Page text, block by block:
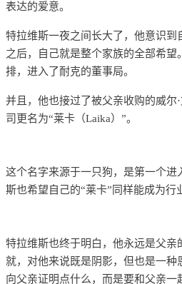
表达的爱意。
特拉维斯一夜之间长大了，他意识到
之后，自己就是整个家族的全部希望
排，进入了耐克的董事局。
并且，他也接过了被父亲收购的威尔
司更名为“莱卡（Laika）”。
这个名字来源于一只狗，是第一个进
斯也希望自己的“莱卡”同样能成为行
特拉维斯也终于明白，他永远是父亲
就，对他来说既是阴影，但也是一种
向父亲证明点什么，而是要和父亲一